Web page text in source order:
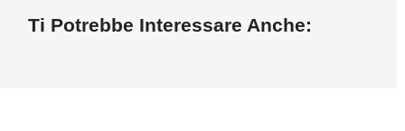
Ti Potrebbe Interessare Anche: